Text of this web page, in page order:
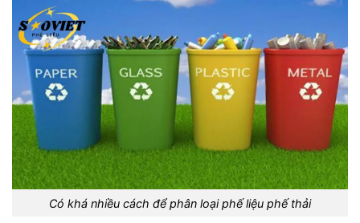
Có khá nhiều cách để phân loại phế liệu phế thải